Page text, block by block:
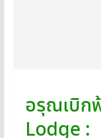
อรุณเบิก
Lodge :